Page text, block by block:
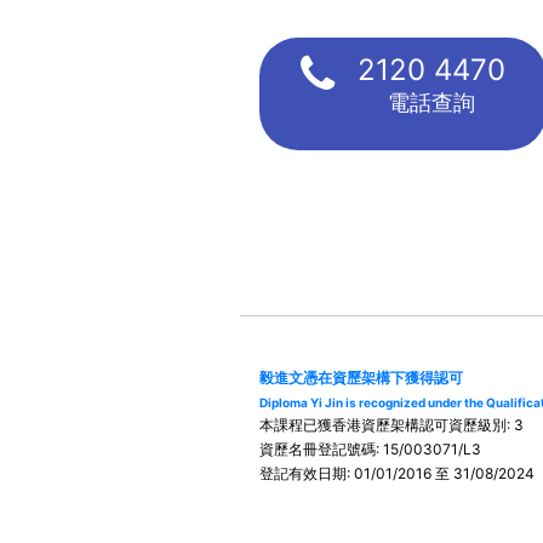
2120 4470
電話查詢
毅進文憑在資歷架構下獲得認可
Diploma Yi Jin is recognized under the
本課程已獲香港資歷架構認可資歷級別: 3
資歷名冊登記號碼: 15/003071/L3
登記有效日期: 01/01/2016 至 31/08/2024